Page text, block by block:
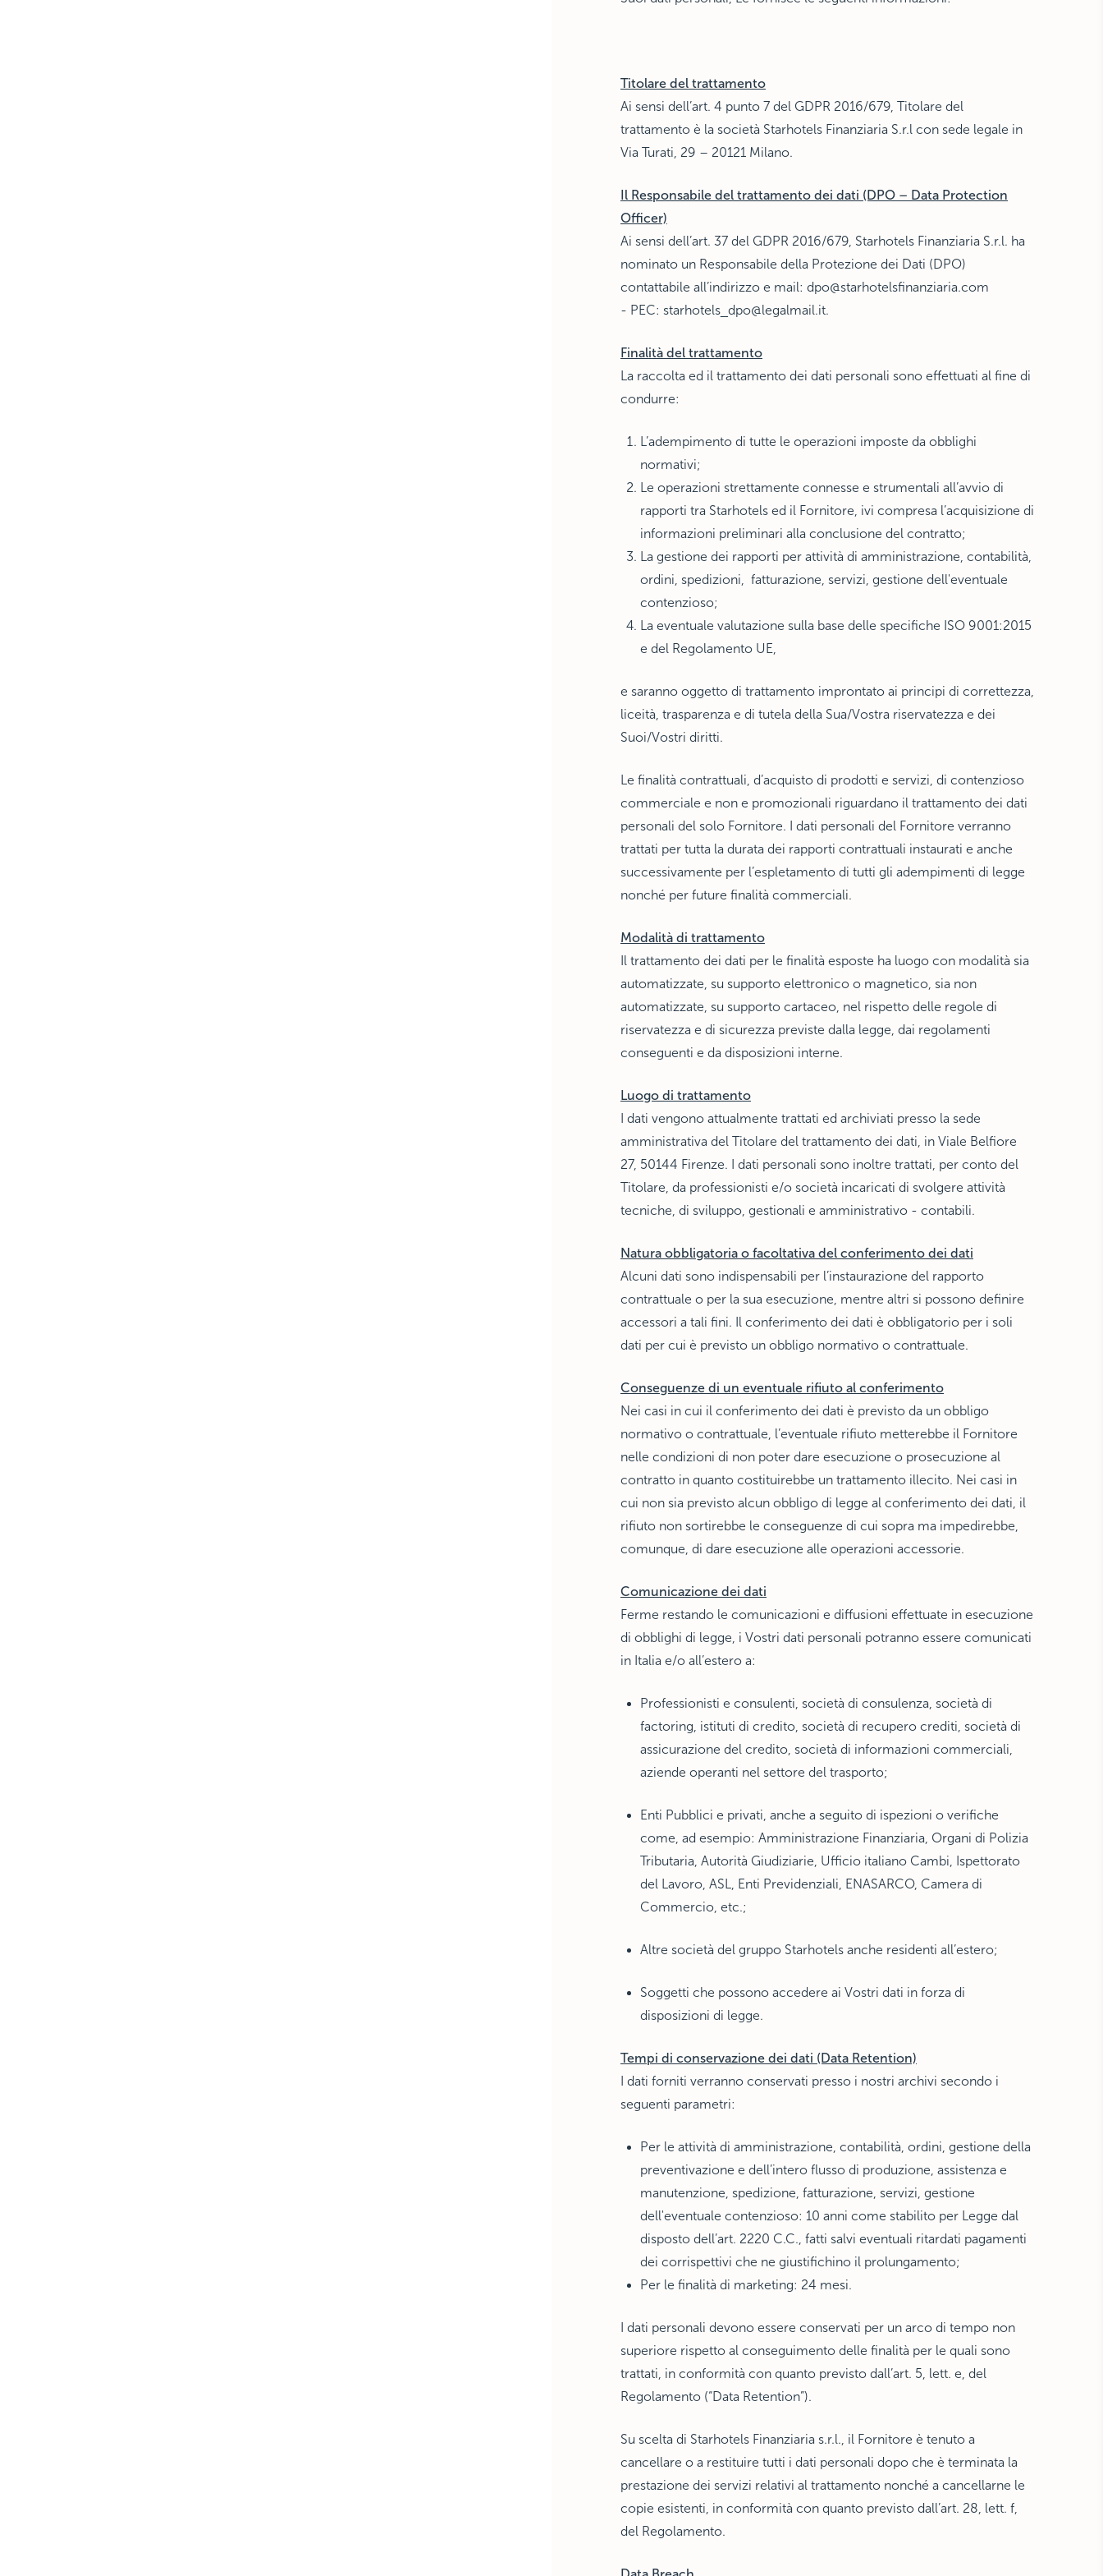
Titolare del trattamento
Ai sensi dell’art. 4 punto 7 del GDPR 2016/679, Titolare del
trattamento è la società Starhotels Finanziaria S.r.l con sede legale in
Via Turati, 29 – 20121 Milano.
Il Responsabile del trattamento dei dati (DPO – Data Protection
Officer)
Ai sensi dell’art. 37 del GDPR 2016/679, Starhotels Finanziaria S.r.l. ha
nominato un Responsabile della Protezione dei Dati (DPO)
contattabile all’indirizzo e mail: dpo@starhotelsfinanziaria.com
- PEC: starhotels_dpo@legalmail.it.
Finalità del trattamento
La raccolta ed il trattamento dei dati personali sono effettuati al fine di
condurre:
L’adempimento di tutte le operazioni imposte da obblighi
normativi;
Le operazioni strettamente connesse e strumentali all’avvio di
rapporti tra Starhotels ed il Fornitore, ivi compresa l’acquisizione di
informazioni preliminari alla conclusione del contratto;
La gestione dei rapporti per attività di amministrazione, contabilità,
ordini, spedizioni, fatturazione, servizi, gestione dell'eventuale
contenzioso;
La eventuale valutazione sulla base delle specifiche ISO 9001:2015
e del Regolamento UE,
e saranno oggetto di trattamento improntato ai principi di correttezza,
liceità, trasparenza e di tutela della Sua/Vostra riservatezza e dei
Suoi/Vostri diritti.
Le finalità contrattuali, d’acquisto di prodotti e servizi, di contenzioso
commerciale e non e promozionali riguardano il trattamento dei dati
personali del solo Fornitore. I dati personali del Fornitore verranno
trattati per tutta la durata dei rapporti contrattuali instaurati e anche
successivamente per l’espletamento di tutti gli adempimenti di legge
nonché per future finalità commerciali.
Modalità di trattamento
Il trattamento dei dati per le finalità esposte ha luogo con modalità sia
automatizzate, su supporto elettronico o magnetico, sia non
automatizzate, su supporto cartaceo, nel rispetto delle regole di
riservatezza e di sicurezza previste dalla legge, dai regolamenti
conseguenti e da disposizioni interne.
Luogo di trattamento
I dati vengono attualmente trattati ed archiviati presso la sede
amministrativa del Titolare del trattamento dei dati, in Viale Belfiore
27, 50144 Firenze. I dati personali sono inoltre trattati, per conto del
Titolare, da professionisti e/o società incaricati di svolgere attività
tecniche, di sviluppo, gestionali e amministrativo - contabili.
Natura obbligatoria o facoltativa del conferimento dei dati
Alcuni dati sono indispensabili per l’instaurazione del rapporto
contrattuale o per la sua esecuzione, mentre altri si possono definire
accessori a tali fini. Il conferimento dei dati è obbligatorio per i soli
dati per cui è previsto un obbligo normativo o contrattuale.
Conseguenze di un eventuale rifiuto al conferimento
Nei casi in cui il conferimento dei dati è previsto da un obbligo
normativo o contrattuale, l’eventuale rifiuto metterebbe il Fornitore
nelle condizioni di non poter dare esecuzione o prosecuzione al
contratto in quanto costituirebbe un trattamento illecito. Nei casi in
cui non sia previsto alcun obbligo di legge al conferimento dei dati, il
rifiuto non sortirebbe le conseguenze di cui sopra ma impedirebbe,
comunque, di dare esecuzione alle operazioni accessorie.
Comunicazione dei dati
Ferme restando le comunicazioni e diffusioni effettuate in esecuzione
di obblighi di legge, i Vostri dati personali potranno essere comunicati
in Italia e/o all’estero a:
Professionisti e consulenti, società di consulenza, società di
factoring, istituti di credito, società di recupero crediti, società di
assicurazione del credito, società di informazioni commerciali,
aziende operanti nel settore del trasporto;
Enti Pubblici e privati, anche a seguito di ispezioni o verifiche
come, ad esempio: Amministrazione Finanziaria, Organi di Polizia
Tributaria, Autorità Giudiziarie, Ufficio italiano Cambi, Ispettorato
del Lavoro, ASL, Enti Previdenziali, ENASARCO, Camera di
Commercio, etc.;
Altre società del gruppo Starhotels anche residenti all’estero;
Soggetti che possono accedere ai Vostri dati in forza di
disposizioni di legge.
Tempi di conservazione dei dati (Data Retention)
I dati forniti verranno conservati presso i nostri archivi secondo i
seguenti parametri:
Per le attività di amministrazione, contabilità, ordini, gestione della
preventivazione e dell’intero flusso di produzione, assistenza e
manutenzione, spedizione, fatturazione, servizi, gestione
dell'eventuale contenzioso: 10 anni come stabilito per Legge dal
disposto dell’art. 2220 C.C., fatti salvi eventuali ritardati pagamenti
dei corrispettivi che ne giustifichino il prolungamento;
Per le finalità di marketing: 24 mesi.
I dati personali devono essere conservati per un arco di tempo non
superiore rispetto al conseguimento delle finalità per le quali sono
trattati, in conformità con quanto previsto dall’art. 5, lett. e, del
Regolamento (“Data Retention”).
Su scelta di Starhotels Finanziaria s.r.l., il Fornitore è tenuto a
cancellare o a restituire tutti i dati personali dopo che è terminata la
prestazione dei servizi relativi al trattamento nonché a cancellarne le
copie esistenti, in conformità con quanto previsto dall’art. 28, lett. f,
del Regolamento.